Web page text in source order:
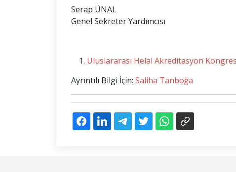
Serap ÜNAL
Genel Sekreter Yardımcısı
Uluslararası Helal Akreditasyon
Ayrıntılı Bilgi İçin: Saliha Tanboğa